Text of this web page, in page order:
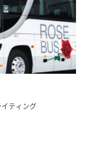
ティング